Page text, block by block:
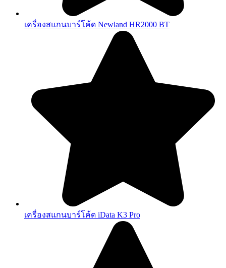
เครื่องสแกนบาร์โค้ด Newland HR2000 BT
เครื่องสแกนบาร์โค้ด iData K3 Pro